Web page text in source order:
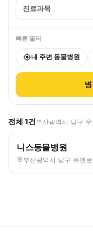
진료과목
빠른 필터
내 주변 동물병원
전체 1건부산광역시 남구
니스동물병원